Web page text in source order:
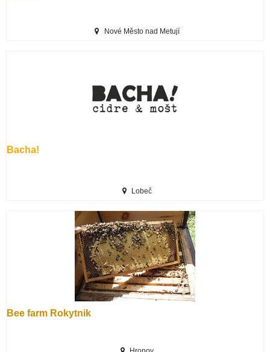
Nové Město nad Metují
Bacha!
Lobeč
Bee farm Rokytnik